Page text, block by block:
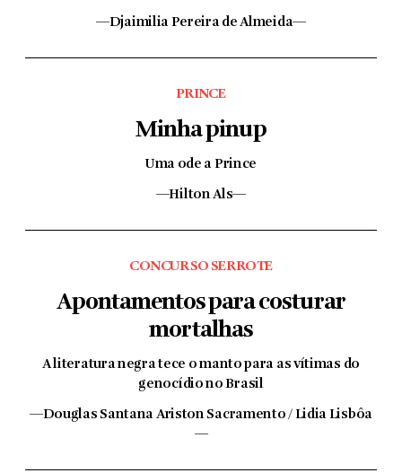
—Djaimilia Pereira de Almeida—
PRINCE
Minha pinup
Uma ode a Prince
—Hilton Als—
CONCURSO SERROTE
Apontamentos para costurar
mortalhas
A literatura negra tece o manto para as vítimas do
genocídio no Brasil
—Douglas Santana Ariston Sacramento / Lidia Lisbôa
—